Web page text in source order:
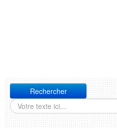
Rechercher